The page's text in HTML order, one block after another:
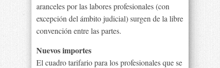
aranceles por las labores profesionales (con
excepción del ámbito judicial) surgen de la libre
convención entre las partes.
Nuevos importes
El cuadro tarifario para los profesionales que se